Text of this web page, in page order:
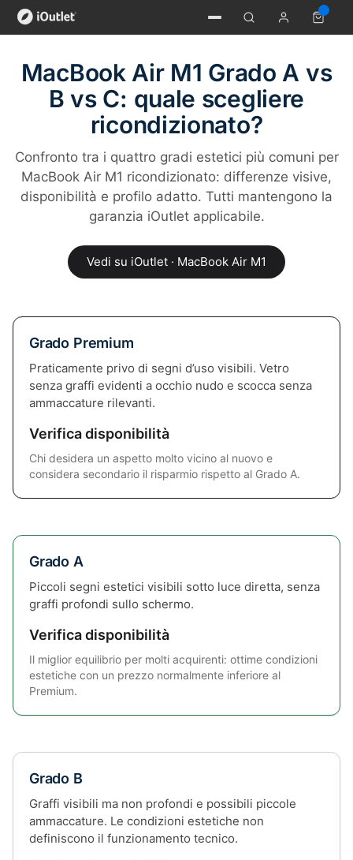
MacBook Air M1 Grado A vs
B vs C: quale scegliere
ricondizionato?
Confronto tra i quattro gradi estetici più comuni per
MacBook Air M1 ricondizionato: differenze visive,
disponibilità e profilo adatto. Tutti mantengono la
garanzia iOutlet applicabile.
Vedi su iOutlet · MacBook Air M1
Grado Premium
Praticamente privo di segni d’uso visibili. Vetro
senza graffi evidenti a occhio nudo e scocca senza
ammaccature rilevanti.
Verifica disponibilità
Chi desidera un aspetto molto vicino al nuovo e
considera secondario il risparmio rispetto al Grado A.
Grado A
Piccoli segni estetici visibili sotto luce diretta, senza
graffi profondi sullo schermo.
Verifica disponibilità
Il miglior equilibrio per molti acquirenti: ottime condizioni
estetiche con un prezzo normalmente inferiore al
Premium.
Grado B
Graffi visibili ma non profondi e possibili piccole
ammaccature. Le condizioni estetiche non
definiscono il funzionamento tecnico.